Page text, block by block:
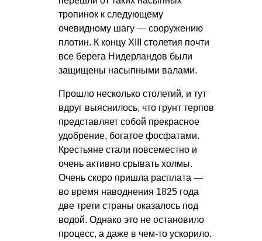
тропинок к следующему
очевидному шагу — сооружению
плотин. К концу ХIII столетия почти
все берега Нидерландов были
защищены насыпными валами.
Прошло несколько столетий, и тут
вдруг выяснилось, что грунт терпов
представляет собой прекрасное
удобрение, богатое фосфатами.
Крестьяне стали повсеместно и
очень активно срывать холмы.
Очень скоро пришла расплата —
во время наводнения 1825 года
две трети страны оказалось под
водой. Однако это не остановило
процесс, а даже в чем-то ускорило.